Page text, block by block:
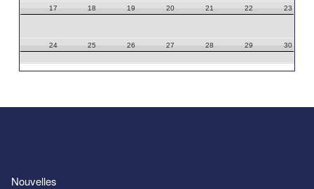
17 18 19 20 21 22 23
24 25 26 27 28 29 30
Nouvelles